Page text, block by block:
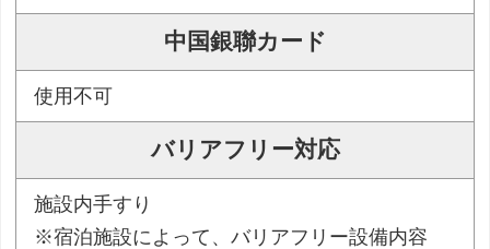
中国銀聯カード
使用不可
バリアフリー対応
施設内手すり
※宿泊施設によって、バリアフリー設備内容